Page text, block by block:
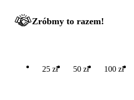
Zróbmy to razem!
25 zł 50 zł 100 zł